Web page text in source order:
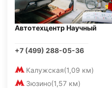
Автотехцентр Научный
+7 (499) 288-05-36
Калужская(1,09 км)
Зюзино(1,57 км)